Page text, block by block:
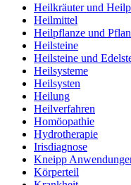
Heilkräuter und
Heilmittel
Heilpflanze und
Heilsteine
Heilsteine und
Heilsysteme
Heilsysten
Heilung
Heilverfahren
Homöopathie
Hydrotherapie
Irisdiagnose
Kneipp
Körperteil